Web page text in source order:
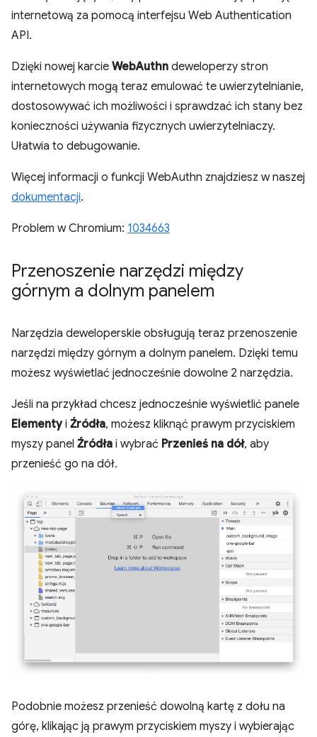
internetową za pomocą interfejsu Web Authentication
API.
Dzięki nowej karcie WebAuthn deweloperzy stron
internetowych mogą teraz emulować te uwierzytelnianie,
dostosowywać ich możliwości i sprawdzać ich stany bez
konieczności używania fizycznych uwierzytelniaczy.
Ułatwia to debugowanie.
Więcej informacji o funkcji WebAuthn znajdziesz w naszej
dokumentacji.
Problem w Chromium: 1034663
Przenoszenie narzędzi między
górnym a dolnym panelem
Narzędzia deweloperskie obsługują teraz przenoszenie
narzędzi między górnym a dolnym panelem. Dzięki temu
możesz wyświetlać jednocześnie dowolne 2 narzędzia.
Jeśli na przykład chcesz jednocześnie wyświetlić panele
Elementyi Źródła, możesz kliknąć prawym przyciskiem
myszy panel Źródła i wybrać Przenieś na dół, aby
przenieść go na dół.
Podobnie możesz przenieść dowolną kartę z dołu na
górę, klikając ją prawym przyciskiem myszy i wybierając